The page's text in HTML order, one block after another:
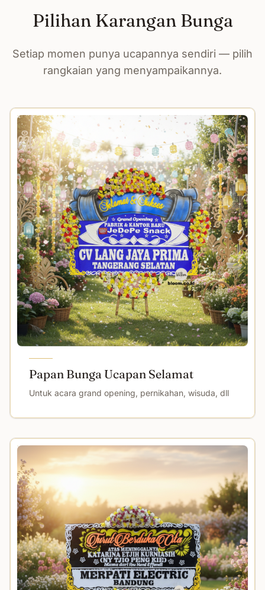
Pilihan Karangan Bunga
Setiap momen punya ucapannya sendiri — pilih
rangkaian yang menyampaikannya.
Papan Bunga Ucapan Selamat
Untuk acara grand opening, pernikahan, wisuda, dll